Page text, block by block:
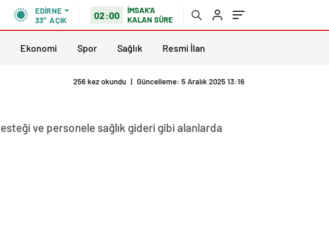
EDIRNE
33° AÇIK 02:00
İMSAK'A
KALAN SÜRE
Ekonomi Spor Sağlık Resmi İlan
256 kez okundu | Güncelleme: 5 Aralık 2025 13:16
ve personele sağlık gideri gibi alanlarda